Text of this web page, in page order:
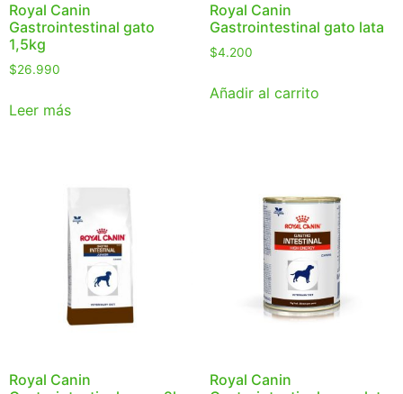
Royal Canin
Gastrointestinal gato
1,5kg
$26.990
Leer más
Royal Canin
Gastrointestinal gato lata
$4.200
Añadir al carrito
Royal Canin
Royal Canin